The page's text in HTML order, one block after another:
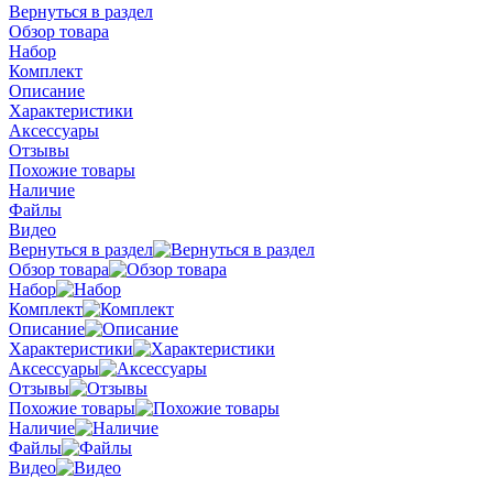
Вернуться в раздел
Обзор товара
Набор
Комплект
Описание
Характеристики
Аксессуары
Отзывы
Похожие товары
Наличие
Файлы
Видео
Вернуться в раздел
Обзор товара
Набор
Комплект
Описание
Характеристики
Аксессуары
Отзывы
Похожие товары
Наличие
Файлы
Видео